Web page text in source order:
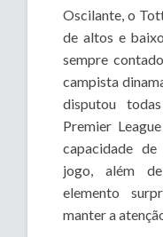
Oscilante, o
de altos e
sempre
campista
disputou
Premier
capacidade
jogo, além
elemento
manter a